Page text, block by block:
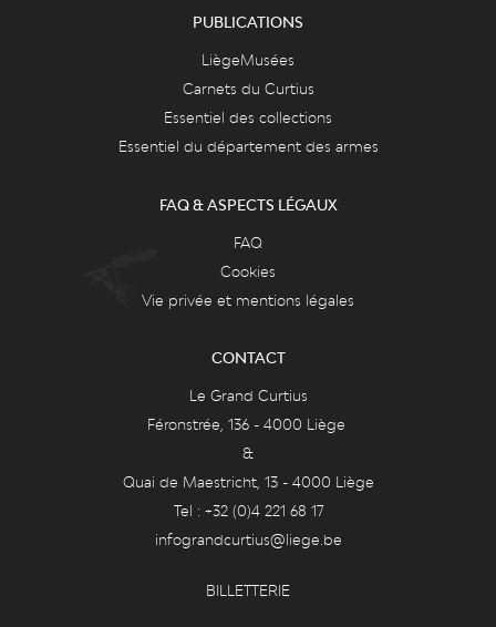
PUBLICATIONS
LiègeMusées
Carnets du Curtius
Essentiel des collections
Essentiel du département des armes
FAQ & ASPECTS LÉGAUX
FAQ
Cookies
Vie privée et mentions légales
CONTACT
Le Grand Curtius
Féronstrée, 136 - 4000 Liège
&
Quai de Maestricht, 13 - 4000 Liège
Tel : +32 (0)4 221 68 17
infograndcurtius@liege.be
BILLETTERIE